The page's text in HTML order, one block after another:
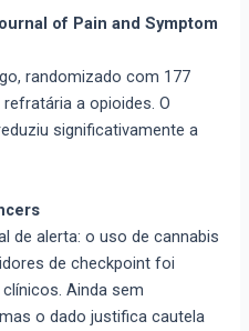
of Pain and Symptom
randomizado com 177
a opioides. O
significativamente a
de alerta: o uso de cannabis
de checkpoint foi
Ainda sem
o dado justifica cautela